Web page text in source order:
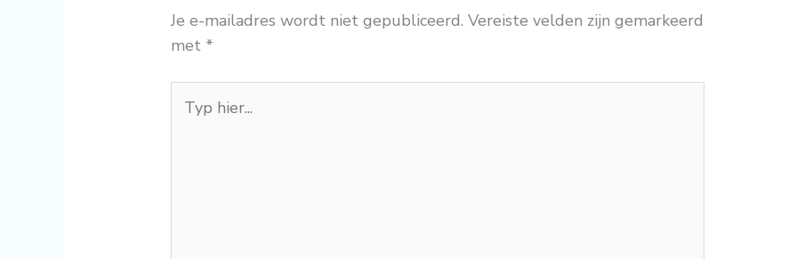
Je e-mailadres wordt niet gepubliceerd. Vereiste velden zijn gemarkeerd
met *
hier...